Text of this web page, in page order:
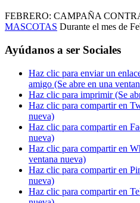
FEBRERO: CAMPAÑA
MASCOTAS Durante el mes de
Ayúdanos a ser Sociales
Haz clic para enviar un
amigo (Se abre en una
Haz clic para imprimir (Se
Haz clic para compartir en
nueva)
Haz clic para compartir en
nueva)
Haz clic para compartir en
ventana nueva)
Haz clic para compartir en
nueva)
Haz clic para compartir en